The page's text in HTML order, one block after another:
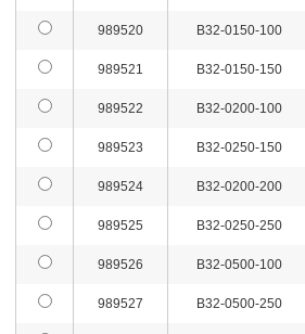
989520 B32-0150-100
989521 B32-0150-150
989522 B32-0200-100
989523 B32-0250-150
989524 B32-0200-200
989525 B32-0250-250
989526 B32-0500-100
989527 B32-0500-250